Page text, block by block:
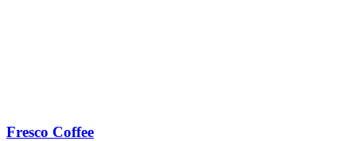
Fresco Coffee